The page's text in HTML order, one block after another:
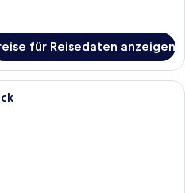
für Reisedaten anzeigen
Ein Balkon mit heller